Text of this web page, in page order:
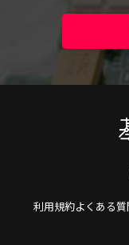
利用規約よくある質